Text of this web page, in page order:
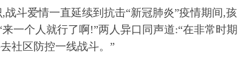
斗爱情一直延续到抗击“新冠肺炎”疫情期间,孩
一个人就行了啊!”两人异口同声道:“在非常时期
社区防控一线战斗。”